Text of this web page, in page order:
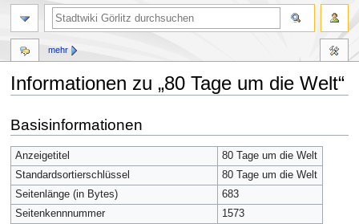
Informationen zu „80 Tage um die Welt“
Navigation
springen
Suche
springen
Basisinformationen
Anzeigetitel
80 Tage um die Welt
Standardsortierschlüssel
80 Tage um die Welt
Seitenlänge (in Bytes)
683
Seitenkennnummer
1573
mehr